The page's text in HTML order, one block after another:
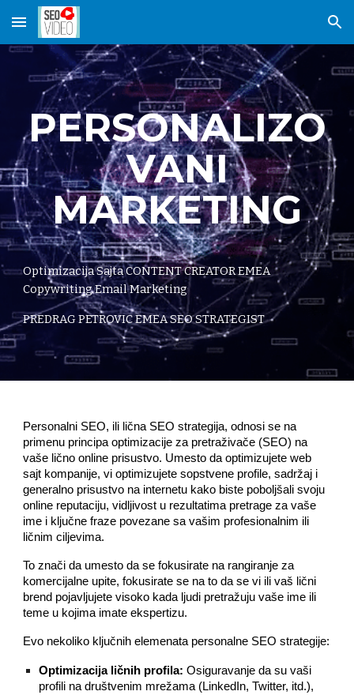
Skip to main content Skip to navigation
PERSONALIZO
VANI
MARKETING
Optimizacija Sajta CONTENT CREATOR EMEA
Copywriting Email Marketing
PREDRAG PETROVIC EMEA SEO STRATEGIST
Personalni SEO, ili lična SEO strategija, odnosi se na
primenu principa optimizacije za pretraživače (SEO) na
vaše lično online prisustvo. Umesto da optimizujete web
sajt kompanije, vi optimizujete sopstvene profile, sadržaj i
generalno prisustvo na internetu kako biste poboljšali svoju
online reputaciju, vidljivost u rezultatima pretrage za vaše
ime i ključne fraze povezane sa vašim profesionalnim ili
ličnim ciljevima.
To znači da umesto da se fokusirate na rangiranje za
komercijalne upite, fokusirate se na to da se vi ili vaš lični
brend pojavljujete visoko kada ljudi pretražuju vaše ime ili
teme u kojima imate ekspertizu.
Evo nekoliko ključnih elemenata personalne SEO strategije:
Optimizacija ličnih profila: Osiguravanje da su vaši
profili na društvenim mrežama (LinkedIn, Twitter, itd.),